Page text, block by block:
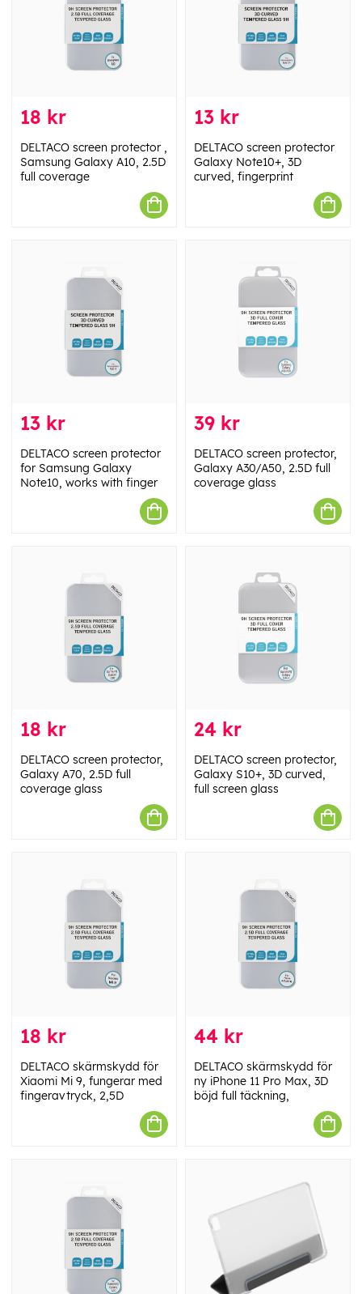
18 kr
DELTACO screen protector ,
Samsung Galaxy A10, 2.5D
full coverage
13 kr
DELTACO screen protector
Galaxy Note10+, 3D
curved, fingerprint
13 kr
DELTACO screen protector
for Samsung Galaxy
Note10, works with finger
39 kr
DELTACO screen protector,
Galaxy A30/A50, 2.5D full
coverage glass
18 kr
DELTACO screen protector,
Galaxy A70, 2.5D full
coverage glass
24 kr
DELTACO screen protector,
Galaxy S10+, 3D curved,
full screen glass
18 kr
DELTACO skärmskydd för
Xiaomi Mi 9, fungerar med
fingeravtryck, 2,5D
44 kr
DELTACO skärmskydd för
ny iPhone 11 Pro Max, 3D
böjd full täckning,